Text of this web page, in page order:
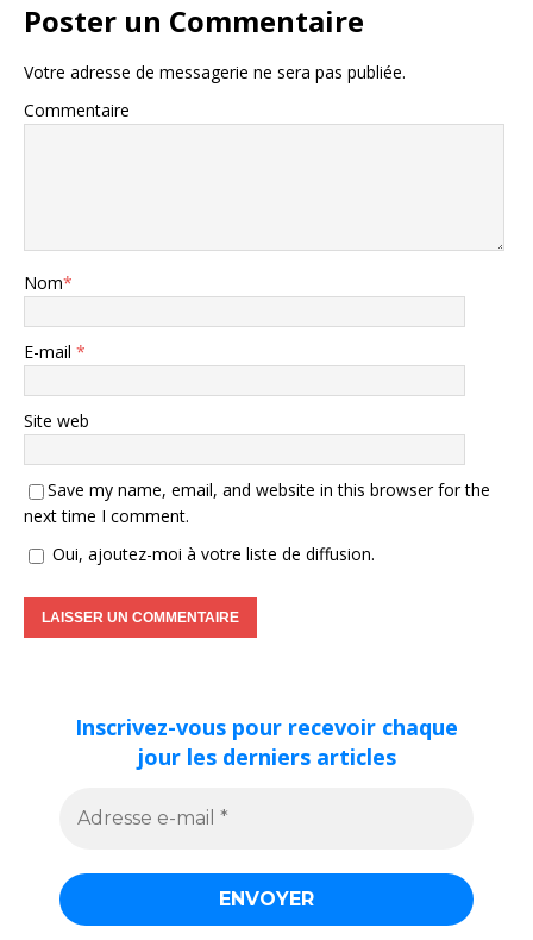
Poster un Commentaire
Votre adresse de messagerie ne sera pas publiée.
Commentaire
Nom*
E-mail *
Site web
Save my name, email, and website in this browser for the
next time I comment.
Oui, ajoutez-moi à votre liste de diffusion.
Inscrivez-vous pour recevoir chaque
jour les derniers articles